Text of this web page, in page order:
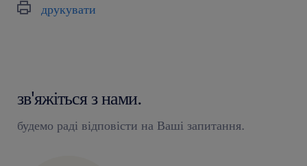
друкувати
зв'яжіться з нами.
будемо раді відповісти на Ваші запитання.